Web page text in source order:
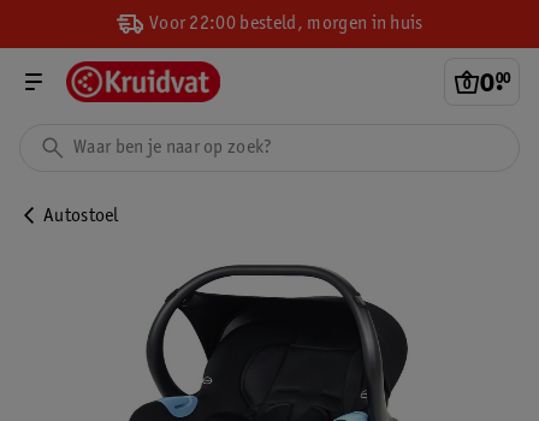
Voor 22:00 besteld, morgen in huis
0.
00
Autostoel